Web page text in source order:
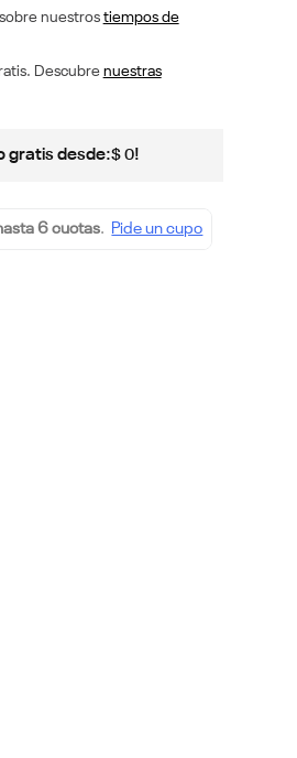
nuestros tiempos de
Descubre nuestras
gratis desde:$ 0!